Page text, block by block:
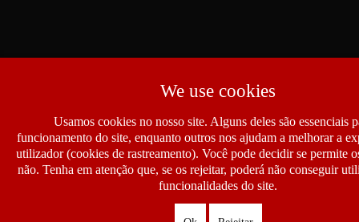
We use cookies
Usamos cookies no nosso site. Alguns deles são essenciais
funcionamento do site, enquanto outros nos ajudam a melhorar a
utilizador (cookies de rastreamento). Você pode decidir se permite
não. Tenha em atenção que, se os rejeitar, poderá não conseguir
funcionalidades do site.